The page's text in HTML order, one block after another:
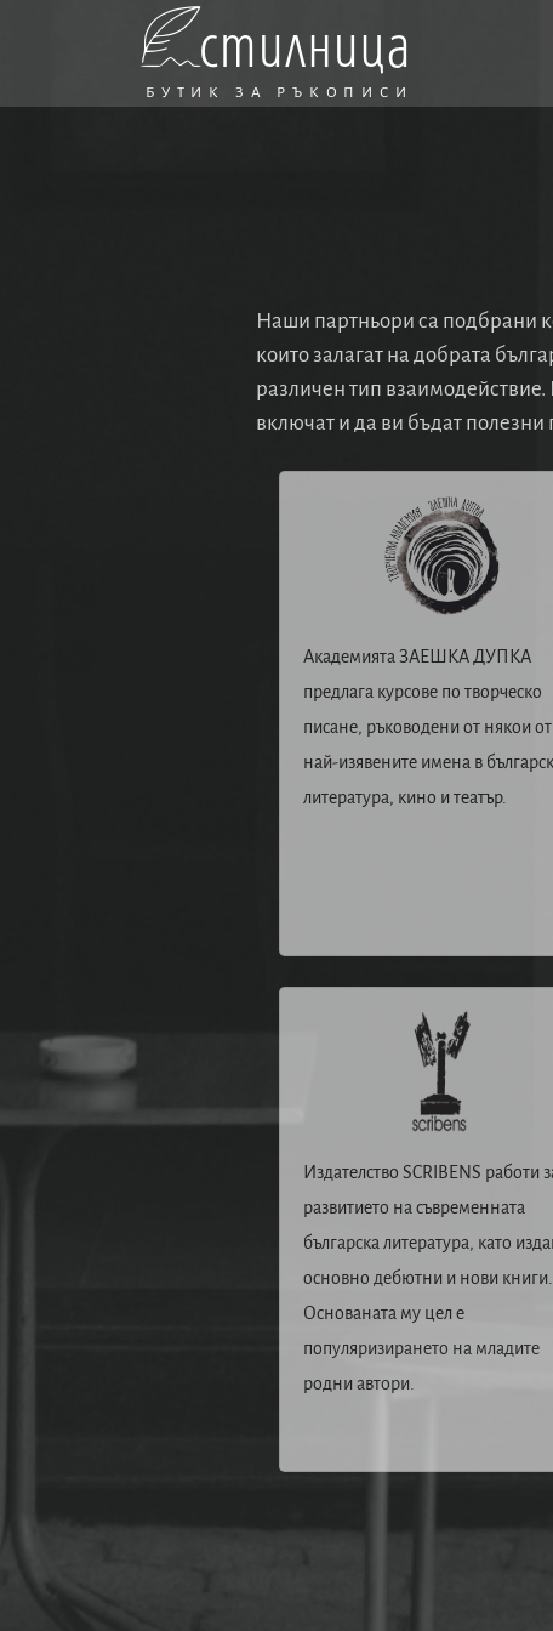
стилница
БУТИК ЗА РЪКОПИСИ
Наши партньори са подбрани
които залагат на добрата
различен тип взаимодействие.
включат и да ви бъдат полезни
Академията ЗАЕШКА ДУПКА
предлага курсове по творческо
писане, ръководени от някои от
най-изявените имена в
литература, кино и театър.
Издателство SCRIBENS работи
развитието на съвременната
българска литература, като
основно дебютни и нови книги.
Основаната му цел е
популяризирането на младите
родни автори.